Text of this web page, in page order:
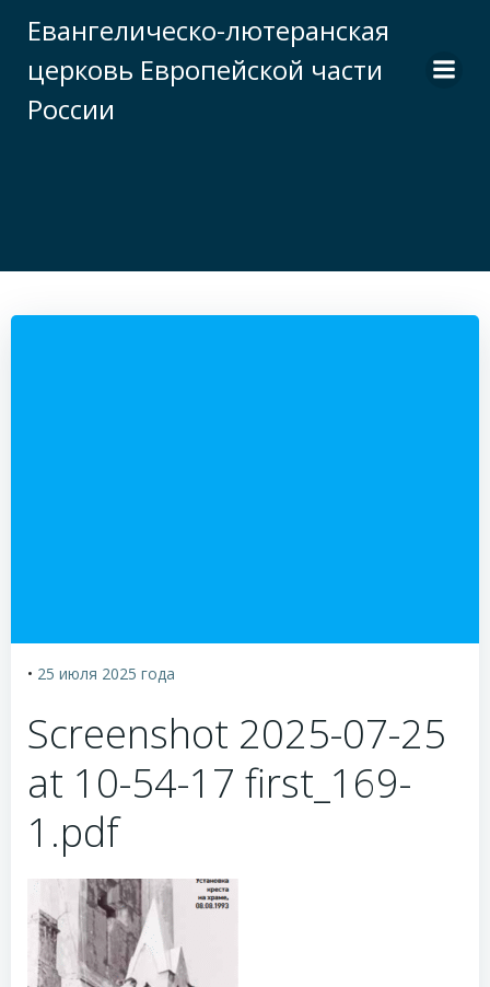
к
содержимому
Евангелическо-лютеранская
церковь Европейской части
России
• 25 июля 2025 года
Screenshot 2025-07-25
at 10-54-17 first_169-
1.pdf